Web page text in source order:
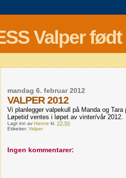
Valper
mandag 6. februar 2012
VALPER 2012
Vi planlegger valpekull på Manda og Tara
Løpetid ventes i løpet av vinter/vår 2012.
Lagt inn avHanne kl.22:50
Etiketter:Valper
Ingen kommentarer: